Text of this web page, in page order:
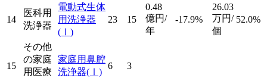
14
医科用
洗浄器
電動式生体
用洗浄器
(Ⅰ)
23 15
0.48
億円/
年
-17.9%
26.03
万円/
個
52.0%
15
その他
の家庭
用医療
家庭用鼻腔
洗浄器(Ⅰ)
6 3